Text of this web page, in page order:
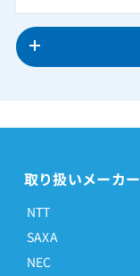
取り扱いメーカー
NTT
SAXA
NEC